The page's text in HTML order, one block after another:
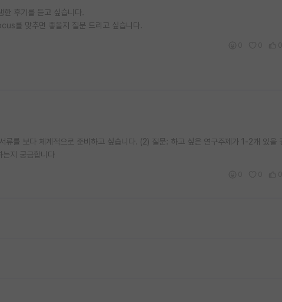
후기를 듣고 싶습니다.
를 맞추면 좋을지 질문 드리고 싶습니다.
류를 보다 체계적으로 준비하고 싶습니다. (2) 질문: 하고 싶은 연구주제가 1-2개 있을
지 궁금합니다